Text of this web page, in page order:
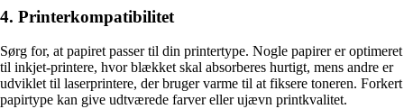
4. Printerkompatibilitet
Sørg for, at papiret passer til din printertype. Nogle papirer er optimeret
til inkjet-printere, hvor blækket skal absorberes hurtigt, mens andre er
udviklet til laserprintere, der bruger varme til at fiksere toneren. Forkert
papirtype kan give udtværede farver eller ujævn printkvalitet.